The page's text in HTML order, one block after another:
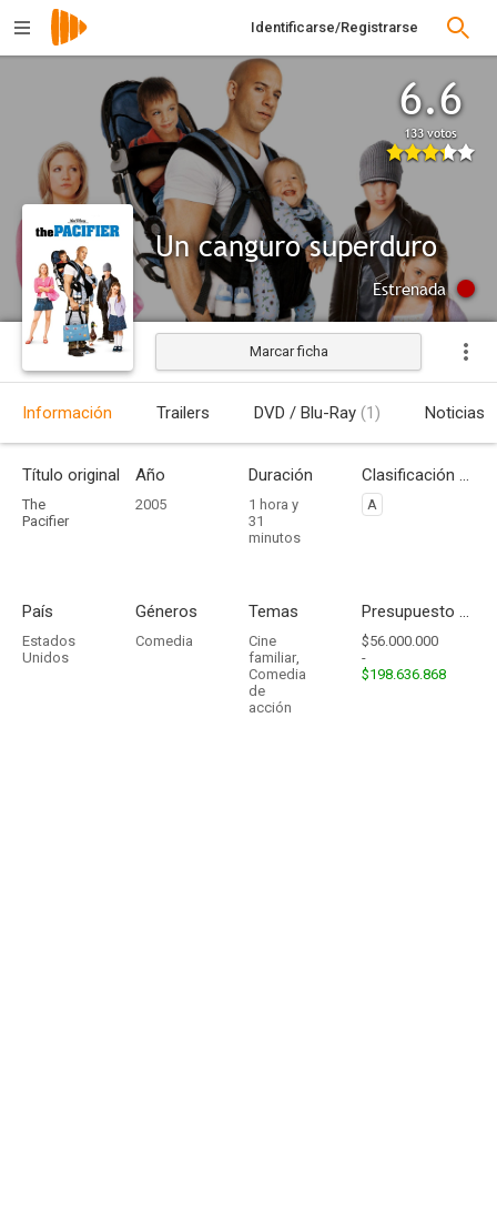
Identificarse/Registrarse
6.6
133 votos
Un canguro superduro
Estrenada
Marcar ficha
Información Trailers DVD / Blu-Ray (1) Noticias
Título original
The
Pacifier
Año
2005
Duración
1 hora y
31
minutos
Clasificación por edades
A
País
Estados
Unidos
Géneros
Comedia
Temas
Cine
familiar,
Comedia
de
acción
Presupuesto - Ingresos
$56.000.000
-
$198.636.868